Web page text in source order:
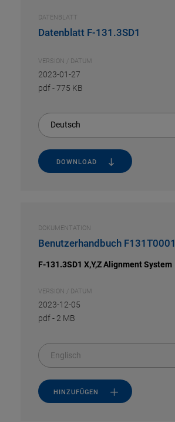
DATENBLATT
Datenblatt F-131.3SD1
VERSION / DATUM
2023-01-27
pdf-775 KB
Deutsch
DOWNLOAD
DOKUMENTATION
Benutzerhandbuch F131T0001
F-131.3SD1 X,Y,Z Alignment System
VERSION / DATUM
2023-12-05
pdf- 2 MB
Englisch
HINZUFÜGEN